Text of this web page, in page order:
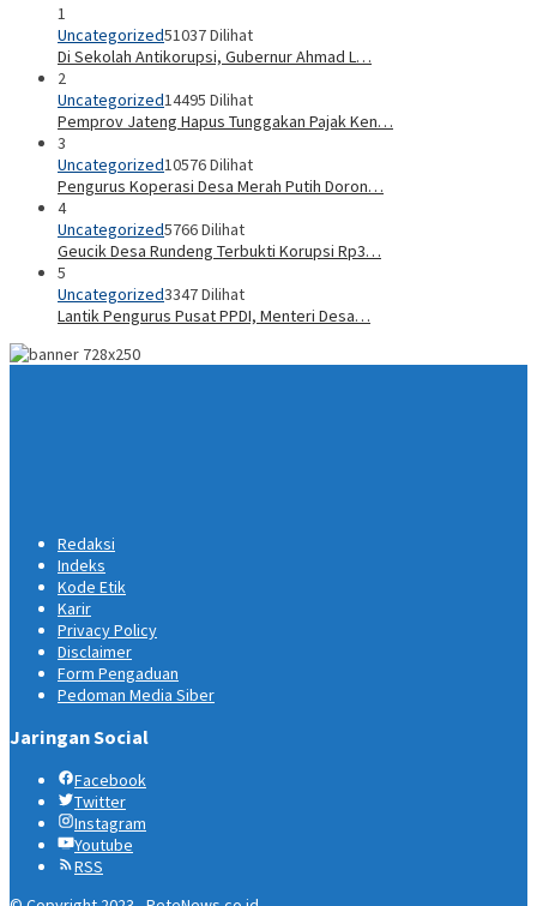
1
Uncategorized51037 Dilihat
Di Sekolah Antikorupsi, Gubernur Ahmad L…
2
Uncategorized14495 Dilihat
Pemprov Jateng Hapus Tunggakan Pajak Ken…
3
Uncategorized10576 Dilihat
Pengurus Koperasi Desa Merah Putih Doron…
4
Uncategorized5766 Dilihat
Geucik Desa Rundeng Terbukti Korupsi Rp3…
5
Uncategorized3347 Dilihat
Lantik Pengurus Pusat PPDI, Menteri Desa…
Redaksi
Indeks
Kode Etik
Karir
Privacy Policy
Disclaimer
Form Pengaduan
Pedoman Media Siber
Jaringan Social
Facebook
Twitter
Instagram
Youtube
RSS